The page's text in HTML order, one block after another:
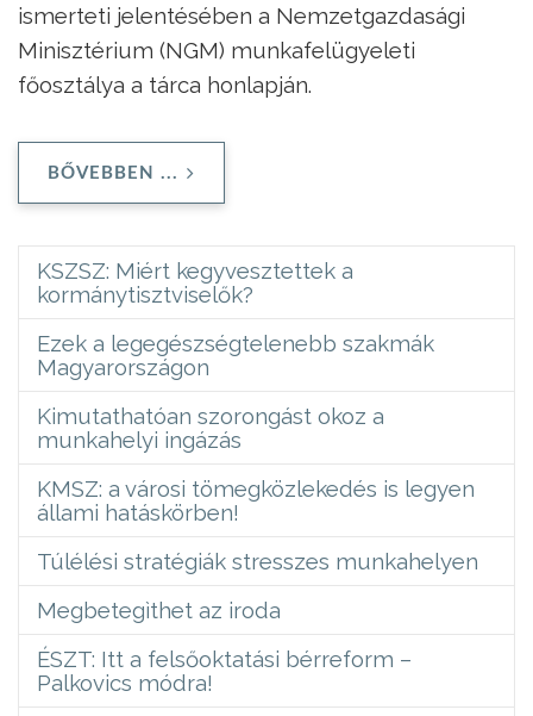
ismerteti jelentésében a Nemzetgazdasági
Minisztérium (NGM) munkafelügyeleti
főosztálya a tárca honlapján.
BŐVEBBEN ...
KSZSZ: Miért kegyvesztettek a
kormánytisztviselők?
Ezek a legegészségtelenebb szakmák
Magyarországon
Kimutathatóan szorongást okoz a
munkahelyi ingázás
KMSZ: a városi tömegközlekedés is legyen
állami hatáskörben!
Túlélési stratégiák stresszes munkahelyen
Megbetegìthet az iroda
ÉSZT: Itt a felsőoktatási bérreform –
Palkovics módra!